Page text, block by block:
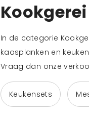
In de categorie
kaasplanken en
Vraag dan onze
Keukensets